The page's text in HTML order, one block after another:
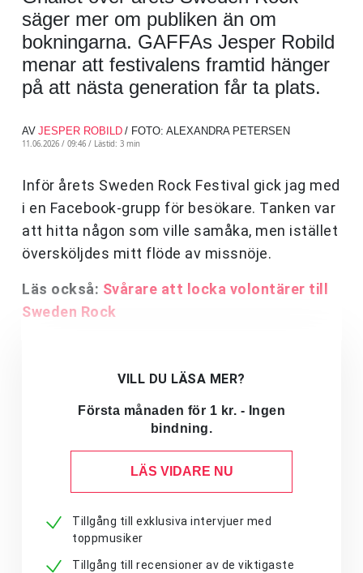
säger mer om publiken än om
bokningarna. GAFFAs Jesper Robild
menar att festivalens framtid hänger
på att nästa generation får ta plats.
AV JESPER ROBILD / FOTO: ALEXANDRA PETERSEN
11.06.2026 / 09:46 / Lästid: 3 min
Inför årets Sweden Rock Festival gick jag med
i en Facebook-grupp för besökare. Tanken var
att hitta någon som ville samåka, men istället
översköljdes mitt flöde av missnöje.
Läs också: Svårare att locka volontärer till
Sweden Rock
VILL DU LÄSA MER?
Första månaden för 1 kr. - Ingen
bindning.
LÄS VIDARE NU
Tillgång till exklusiva intervjuer med
toppmusiker
Tillgång till recensioner av de viktigaste